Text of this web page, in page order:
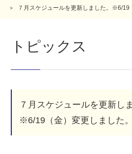
７月スケジュールを更新しました。※6/19
トピックス
７月スケジュールを更新し
※6/19（金）変更しました。